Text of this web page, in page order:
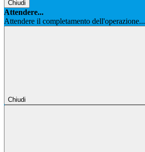
Chiudi
Attendere...
Attendere il completamento dell'operazione...
Chiudi